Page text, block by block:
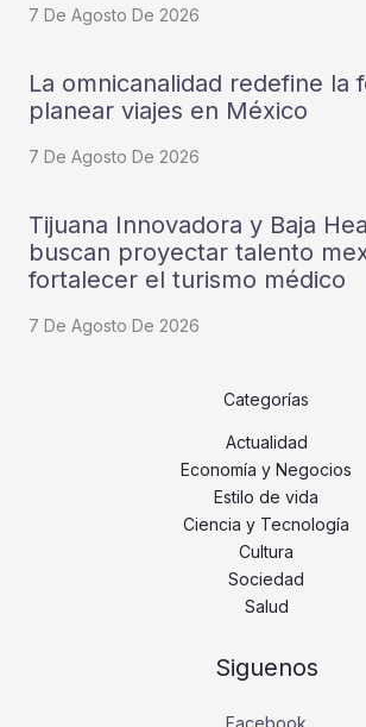
7 De Agosto De 2026
La omnicanalidad redefine la
planear viajes en México
7 De Agosto De 2026
Tijuana Innovadora y Baja
buscan proyectar talento
fortalecer el turismo médico
7 De Agosto De 2026
Categorías
Actualidad
Economía y Negocios
Estilo de vida
Ciencia y Tecnología
Cultura
Sociedad
Salud
Siguenos